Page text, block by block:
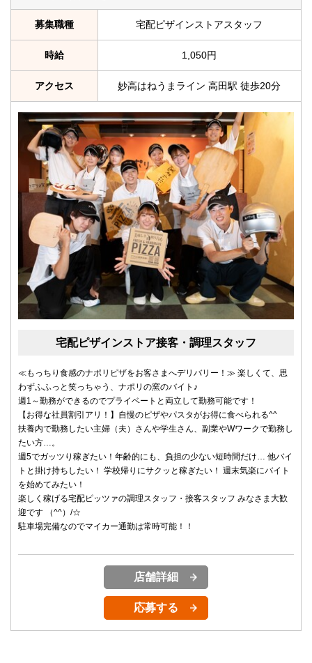
募集職種 宅配ピザインストアスタッフ
時給 1,050円
アクセス 妙高はねうまライン 高田駅 徒歩20分
宅配ピザインストア接客・調理スタッフ
≪もっちり食感のナポリピザをお客さまへデリバリー！≫ 楽しくて、思
わずふふっと笑っちゃう、ナポリの窯のバイト♪
週1～勤務ができるのでプライベートと両立して勤務可能です！
【お得な社員割引アリ！】自慢のピザやパスタがお得に食べられる^^
扶養内で勤務したい主婦（夫）さんや学生さん、副業やWワークで勤務し
たい方…。
週5でガッツり稼ぎたい！年齢的にも、負担の少ない短時間だけ… 他バイ
トと掛け持ちしたい！ 学校帰りにサクッと稼ぎたい！ 週末気楽にバイト
を始めてみたい！
楽しく稼げる宅配ピッツァの調理スタッフ・接客スタッフ みなさま大歓
迎です （^^）/☆
駐車場完備なのでマイカー通勤は常時可能！！
店舗詳細
応募する